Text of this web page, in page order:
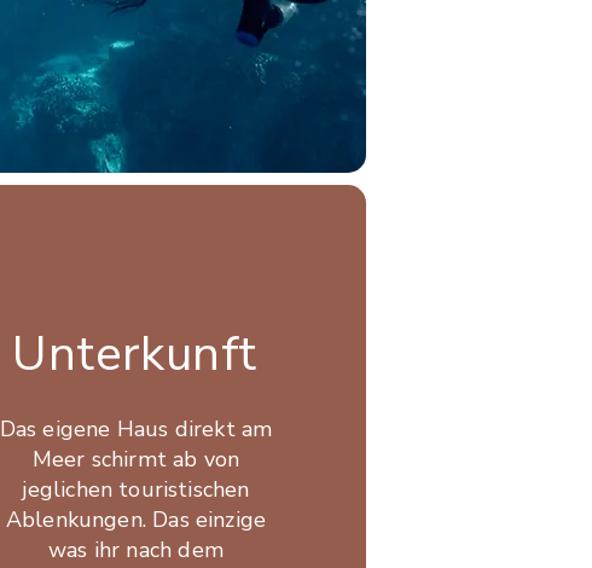
Unterkunft
Das eigene Haus direkt am
Meer schirmt ab von
jeglichen touristischen
Ablenkungen. Das einzige
was ihr nach dem